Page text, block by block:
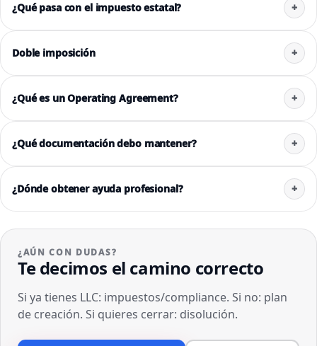
¿Qué pasa con el impuesto estatal?
Doble imposición
¿Qué es un Operating Agreement?
¿Qué documentación debo mantener?
¿Dónde obtener ayuda profesional?
¿AÚN CON DUDAS?
Te decimos el camino correcto
Si ya tienes LLC: impuestos/compliance. Si no: plan
de creación. Si quieres cerrar: disolución.